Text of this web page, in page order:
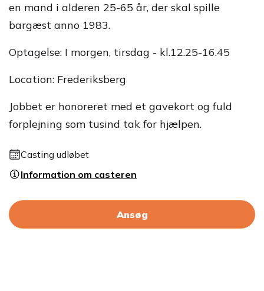
en mand i alderen 25-65 år, der skal spille
bargæst anno 1983.
Optagelse: I morgen, tirsdag - kl.12.25-16.45
Location: Frederiksberg
Jobbet er honoreret med et gavekort og fuld
forplejning som tusind tak for hjælpen.
Casting udløbet
Information om casteren
Ansøg